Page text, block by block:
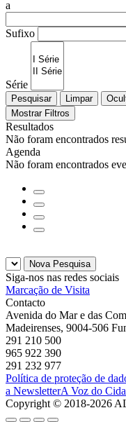
a
Sufixo
Série
Pesquisar Limpar
Mostrar Filtros
Resultados
Não foram encontrados
Agenda
Não foram encontrados
Nova Pesquisa
Siga-nos nas redes sociais
Marcação de Visita
Contacto
Avenida do Mar e das
Madeirenses, 9004-506
291 210 500
965 922 390
291 232 977
Política de proteção de
a NewsletterA Voz do
Copyright © 2018-2026